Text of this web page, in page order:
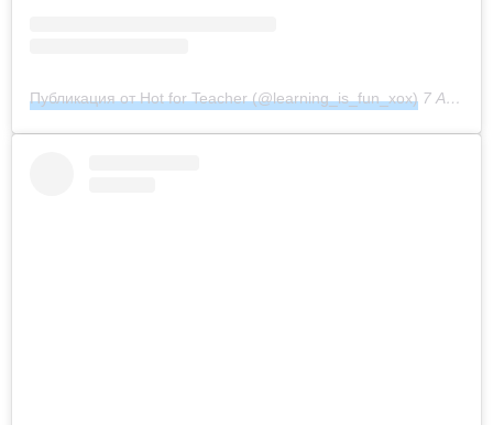
Публикация от Hot for Teacher (@learning_is_fun_xox) 7 Авг 2018 в 8:30 PDT